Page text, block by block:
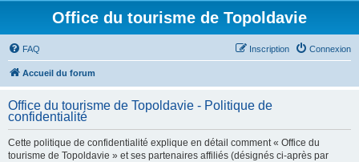
Office du tourisme de Topoldavie
FAQ Connexion
Inscription
Accueil du forum
Office du tourisme de Topoldavie - Politique de
confidentialité
Cette politique de confidentialité explique en détail comment « Office du
tourisme de Topoldavie » et ses partenaires affiliés (désignés ci-après par